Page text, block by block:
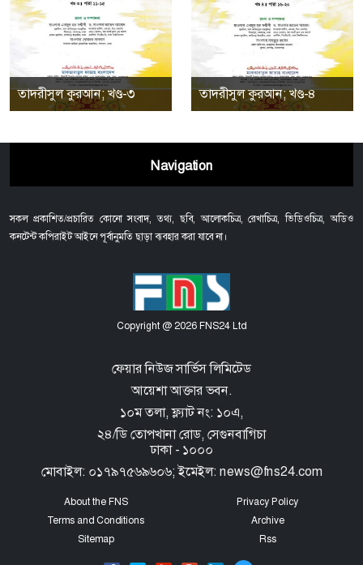
তাদরীসুল কুরআন; খণ্ড-৩ তাদরীসুল কুরআন; খণ্ড-৪
Navigation
সকল প্রকাশিত/প্রচারিত কোনো সংবাদ, তথ্য, ছবি, আলোকচিত্র, রেখাচিত্র, ভিডিওচিত্র, অডিও
কনটেন্ট কপিরাইট আইনে পূর্বানুমতি ছাড়া ব্যবহার করা যাবে না।
Copyright @ 2026 FNS24 Ltd
ফেয়ার নিউজ সার্ভিস লিমিটেড
আয়েশা আক্তার ভবন.
১০ম তলা, ফ্ল্যাট নং: ১০এ,
২৪/ডি তোপখানা রোড, সেগুনবাগিচা
ঢাকা - ১০০০
মোবাইল: ০১৭৯৭৫৬৯৬০৬; ইমেইল: news@fns24.com
About the FNS
Privacy Policy
Terms and Conditions
Archive
Sitemap
Rss